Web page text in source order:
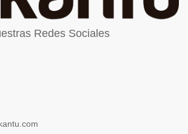
Redes Sociales